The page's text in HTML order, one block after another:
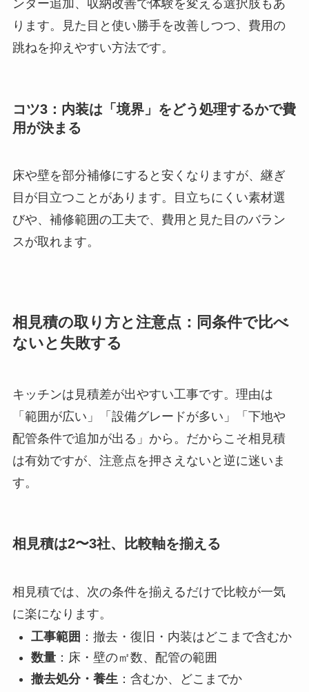
ンター追加、収納改善で体験を変える選択肢もあ
ります。見た目と使い勝手を改善しつつ、費用の
跳ねを抑えやすい方法です。
コツ3：内装は「境界」をどう処理するかで費
用が決まる
床や壁を部分補修にすると安くなりますが、継ぎ
目が目立つことがあります。目立ちにくい素材選
びや、補修範囲の工夫で、費用と見た目のバラン
スが取れます。
相見積の取り方と注意点：同条件で比べ
ないと失敗する
キッチンは見積差が出やすい工事です。理由は
「範囲が広い」「設備グレードが多い」「下地や
配管条件で追加が出る」から。だからこそ相見積
は有効ですが、注意点を押さえないと逆に迷いま
す。
相見積は2〜3社、比較軸を揃える
相見積では、次の条件を揃えるだけで比較が一気
に楽になります。
工事範囲 ：撤去・復旧・内装はどこまで含むか
数量：床・壁の㎡数、配管の範囲
撤去処分・養生 ：含むか、どこまでか